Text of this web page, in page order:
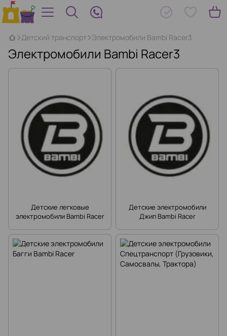
Детский транспорт Электромобили Bambi Racer3
Электромобили Bambi Racer3
Детские легковые
электромобили Bambi Racer
Детские электромобили
Джип Bambi Racer